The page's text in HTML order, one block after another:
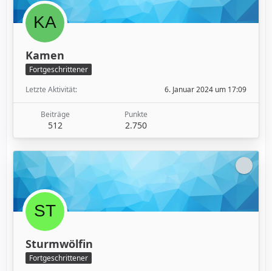
Kamen
Fortgeschrittener
Letzte Aktivität
6. Januar 2024 um 17:09
Beiträge
512
Punkte
2.750
Sturmwölfin
Fortgeschrittener